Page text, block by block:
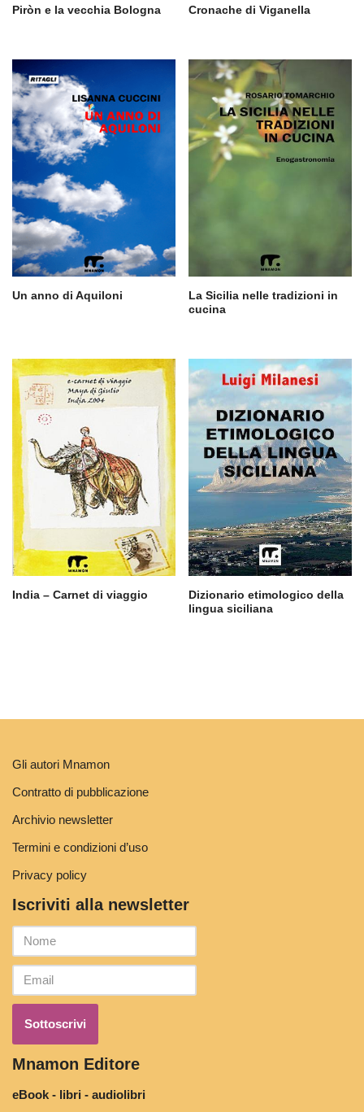
Piròn e la vecchia Bologna Cronache di Viganella
Un anno di Aquiloni
La Sicilia nelle tradizioni in
cucina
India – Carnet di viaggio
Dizionario etimologico della
lingua siciliana
Gli autori Mnamon
Contratto di pubblicazione
Archivio newsletter
Termini e condizioni d’uso
Privacy policy
Iscriviti alla newsletter
Mnamon Editore
eBook - libri - audiolibri